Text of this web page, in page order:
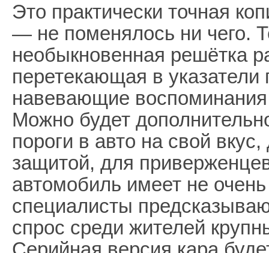
Это практически точная
— не поменялось ни чего.
необыкновенная решётка
перетекающая в
навевающие
Можно будет
пороги в авто на свой
защитой, для
автомобиль имеет не
специалисты
спрос среди жителей